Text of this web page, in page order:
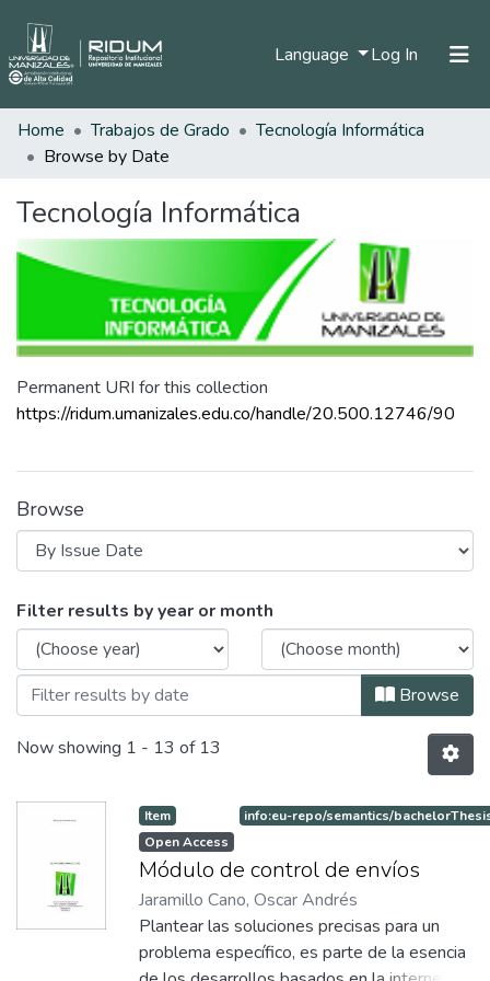
Language Log In (current)
Home Trabajos de Grado
Tecnología Informática
Browse by Date
Tecnología Informática
Permanent URI for this collection
https://ridum.umanizales.edu.co/handle/20.500.12746/90
Browse
Browsing Tecnología Informática by
Filter results by year or month
Browse
Now showing 1 - 13 of 13
Item
Open Access
info:eu-repo/semantics/
Módulo de control de envíos
Jaramillo Cano, Oscar Andrés
Plantear las soluciones precisas para un
problema específico, es parte de la esencia